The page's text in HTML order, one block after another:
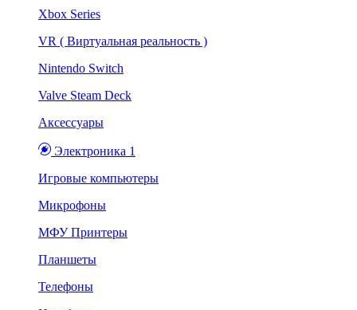
Xbox Series
VR ( Виртуальная реальность )
Nintendo Switch
Valve Steam Deck
Аксессуары
Электроника 1
Игровые компьютеры
Микрофоны
МФУ Принтеры
Планшеты
Телефоны